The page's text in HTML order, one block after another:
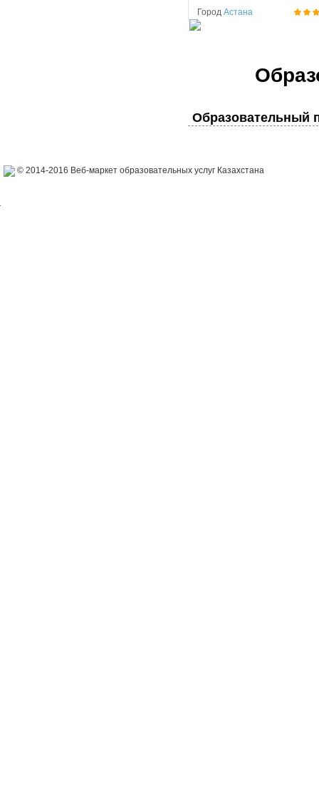
Город Астана
Образовательный
© 2014-2016 Веб-маркет образовательных услуг Казахстана